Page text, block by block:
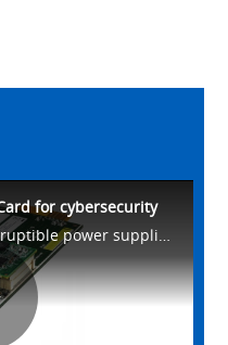
for cybersecurity
As a leader in UPSs (uninterruptible power supplies), Eaton launched the Gigabit Network Card for additional cybersecurity and also faster speeds.